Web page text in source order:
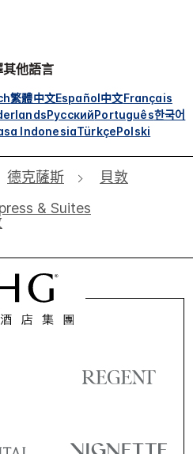
他語言
繁體中文Español中文Français
РусскийPortuguês한국어
IndonesiaTürkçePolski
德克薩斯
貝敦
& Suites